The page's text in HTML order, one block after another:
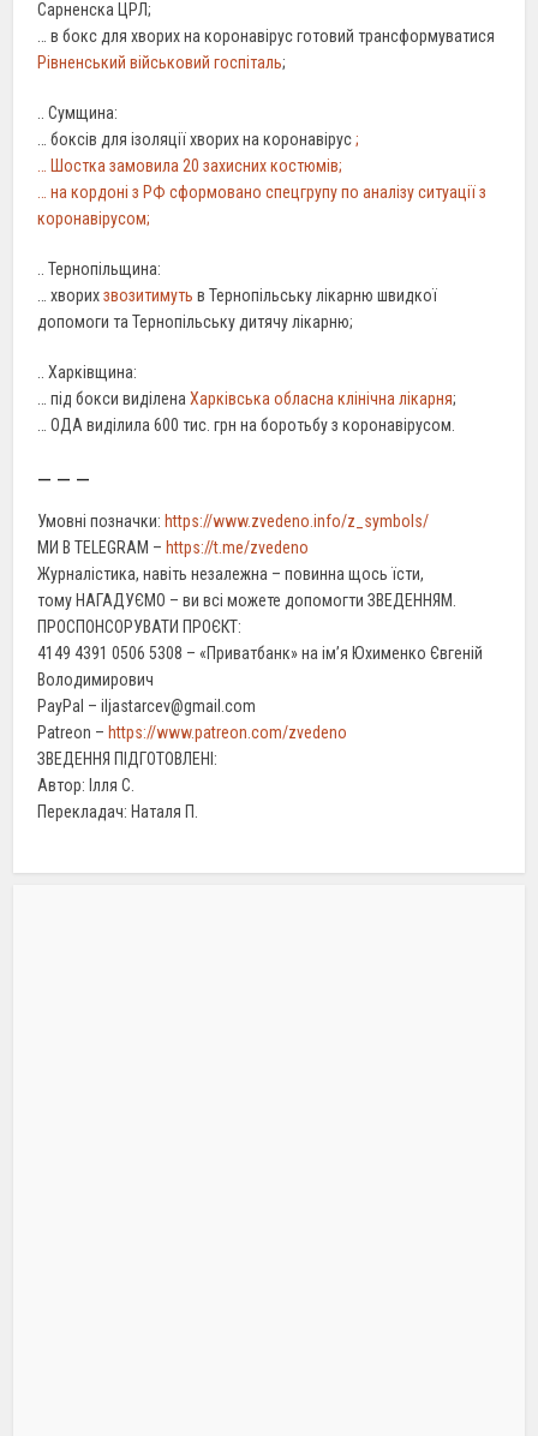
Сарненска ЦРЛ;
… в бокс для хворих на коронавірус готовий трансформуватися
Рівненський військовий госпіталь;
.. Сумщина:
… боксів для ізоляції хворих на коронавірус;
… Шостказамовила 20 захисних костюмів;
… на кордоні з РФ сформовано спецгрупу по аналізу ситуації з
коронавірусом;
.. Тернопільщина:
… хворихзвозитимуть в Тернопільську лікарню швидкої
допомоги та Тернопільську дитячу лікарню;
.. Харківщина:
… під бокси виділенаХарківська обласна клінічна лікарня;
… ОДА виділила 600 тис. грн на боротьбу з коронавірусом.
– – –
Умовні позначки: https://www.zvedeno.info/z_symbols/
МИ В TELEGRAM – https://t.me/zvedeno
Журналістика, навіть незалежна – повинна щось їсти,
тому НАГАДУЄМО – ви всі можете допомогти ЗВЕДЕННЯМ.
ПРОСПОНСОРУВАТИ ПРОЄКТ:
4149 4391 0506 5308 – «Приватбанк» на ім’я Юхименко Євгеній
Володимирович
PayPal – iljastarcev@gmail.com
Patreon – https://www.patreon.com/zvedeno
ЗВЕДЕННЯ ПІДГОТОВЛЕНІ:
Автор: Ілля С.
Перекладач: Наталя П.